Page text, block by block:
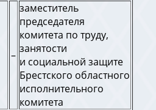
–
заместитель
председателя
комитета по труду,
занятости
и социальной защите
Брестского областного
исполнительного
комитета